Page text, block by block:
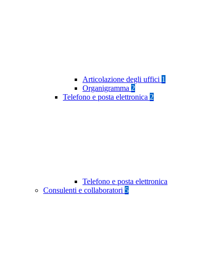
Articolazione degli uffici 1
Organigramma 2
Telefono e posta elettronica 2
Telefono e posta elettronica
Consulenti e collaboratori 5